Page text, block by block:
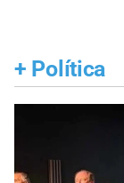
+ Política